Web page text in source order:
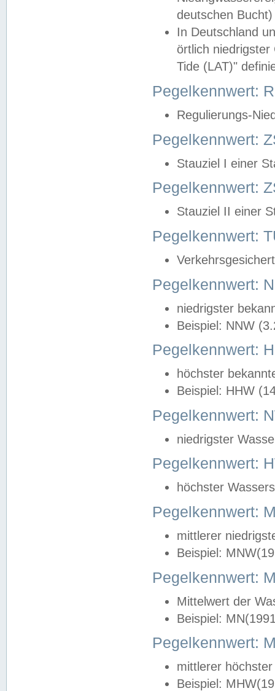
deutschen
In Deutschland
örtlich
Tide (LAT)"
Pegelkennwert:
Regulierungs-
Pegelkennwert:
Stauziel I einer
Pegelkennwert:
Stauziel II einer
Pegelkennwert:
Pegelkennwert:
niedrigster
Beispiel: NNW
Pegelkennwert:
höchster
Beispiel: HHW
Pegelkennwert:
niedrigster
Pegelkennwert:
höchster
Pegelkennwert:
mittlerer
Beispiel:
Pegelkennwert:
Mittelwert der
Beispiel:
Pegelkennwert:
mittlerer
Beispiel: